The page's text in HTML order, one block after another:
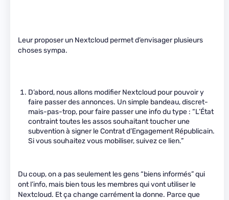
Leur proposer un Nextcloud permet d’envisager plusieurs
choses sympa.
D’abord, nous allons modifier Nextcloud pour pouvoir y
faire passer des annonces. Un simple bandeau, discret-
mais-pas-trop, pour faire passer une info du type : “L’État
contraint toutes les assos souhaitant toucher une
subvention à signer le Contrat d’Engagement Républicain.
Si vous souhaitez vous mobiliser, suivez ce lien.”
Du coup, on a pas seulement les gens “biens informés” qui
ont l’info, mais bien tous les membres qui vont utiliser le
Nextcloud. Et ça change carrément la donne. Parce que